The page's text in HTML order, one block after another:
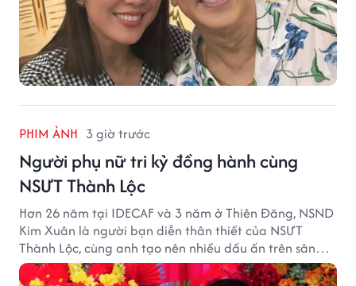
PHIM ẢNH 3 giờ trước
Người phụ nữ tri kỷ đồng hành cùng
NSƯT Thành Lộc
Hơn 26 năm tại IDECAF và 3 năm ở Thiên Đăng, NSND
Kim Xuân là người bạn diễn thân thiết của NSƯT
Thành Lộc, cùng anh tạo nên nhiều dấu ấn trên sân
khấu.